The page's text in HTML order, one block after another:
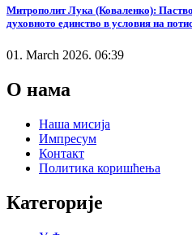
Митрополит Лука (Коваленко):
духовното единство в условия на
01. March 2026. 06:39
О нама
Наша мисија
Импресум
Контакт
Политика коришћења
Категорије